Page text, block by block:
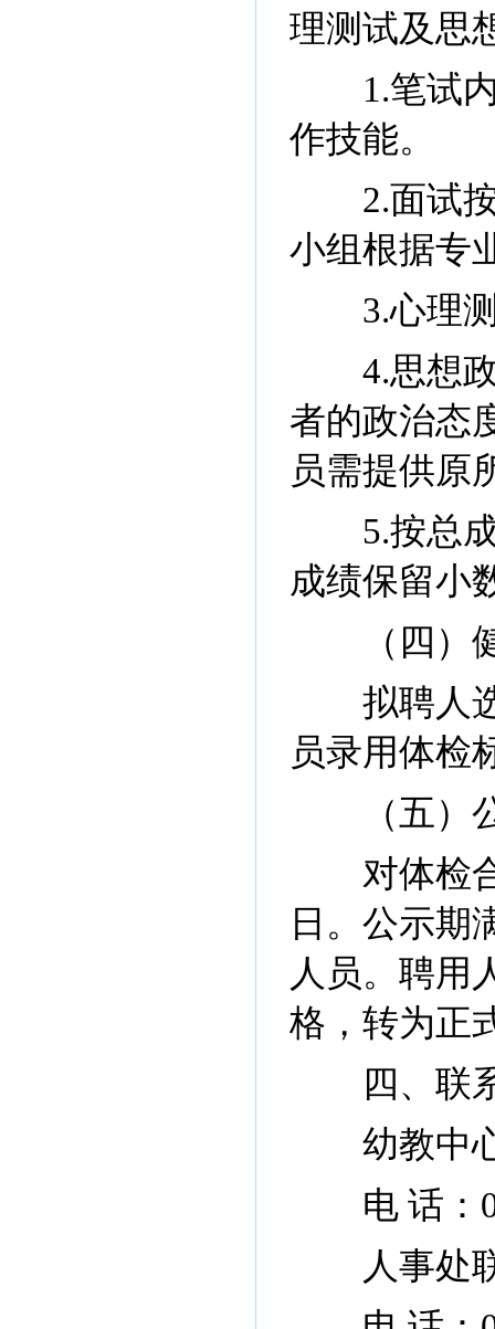
理测试及思
1.笔试内
作技能。
2.面试按
小组根据专
3.心理测
4.思想政
者的政治态
员需提供原
5.按总成
成绩保留小
（四）
拟聘人选
员录用体检
（五）公
对体检合
日。公示期
人员。聘用
格，转为正
四、联
幼教中心
电 话：
人事处联